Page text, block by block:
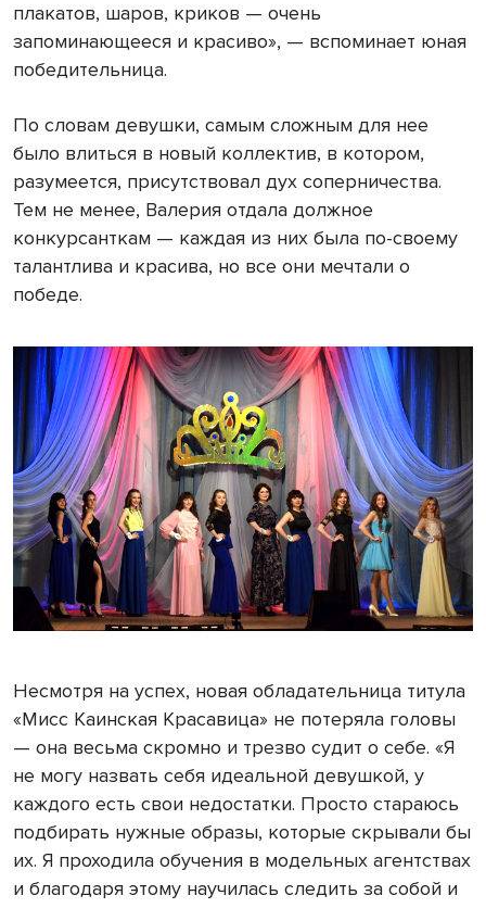
плакатов, шаров, криков — очень
запоминающееся и красиво», — вспоминает юная
победительница.
По словам девушки, самым сложным для нее
было влиться в новый коллектив, в котором,
разумеется, присутствовал дух соперничества.
Тем не менее, Валерия отдала должное
конкурсанткам — каждая из них была по-своему
талантлива и красива, но все они мечтали о
победе.
Несмотря на успех, новая обладательница титула
«Мисс Каинская Красавица» не потеряла головы
— она весьма скромно и трезво судит о себе. «Я
не могу назвать себя идеальной девушкой, у
каждого есть свои недостатки. Просто стараюсь
подбирать нужные образы, которые скрывали бы
их. Я проходила обучения в модельных агентствах
и благодаря этому научилась следить за собой и